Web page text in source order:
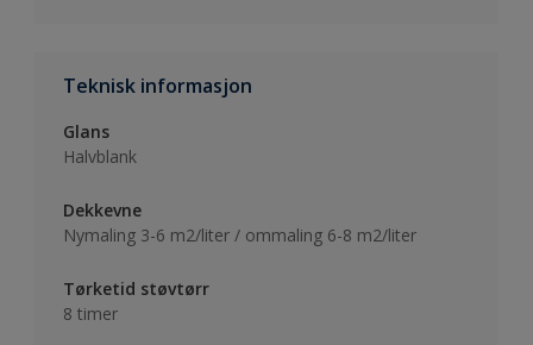
Teknisk informasjon
Glans
Halvblank
Dekkevne
Nymaling 3-6 m2/liter / ommaling 6-8 m2/liter
Tørketid støvtørr
8 timer